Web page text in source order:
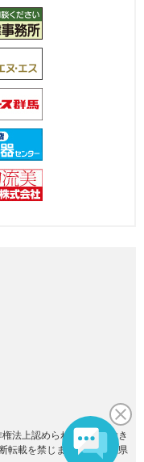
法上認められた場合を除き
転載を禁じます。(C)群馬県